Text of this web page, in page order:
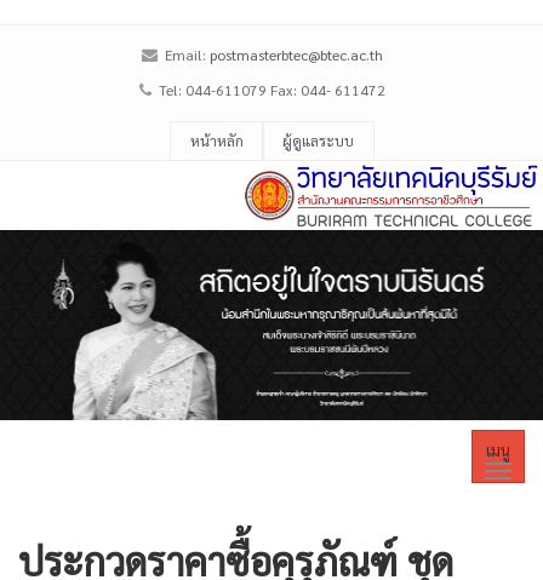
Email: postmasterbtec@btec.ac.th
Tel: 044-611079 Fax: 044- 611472
หน้าหลัก ผู้ดูแลระบบ
เมนู
ประกวดราคาซื้อคุรุภัณฑ์ ชุด